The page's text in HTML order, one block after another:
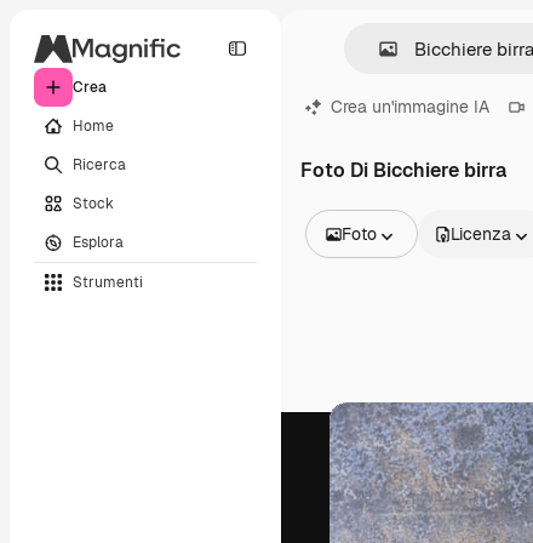
Crea
Home
Ricerca
Stock
Esplora
Strumenti
Crea un'immagine IA
Foto Di Bicchiere birra
Foto
Video
Clip video
Motion graphic
Modelli di video
Icone
Modelli 3D
Font
Licenza